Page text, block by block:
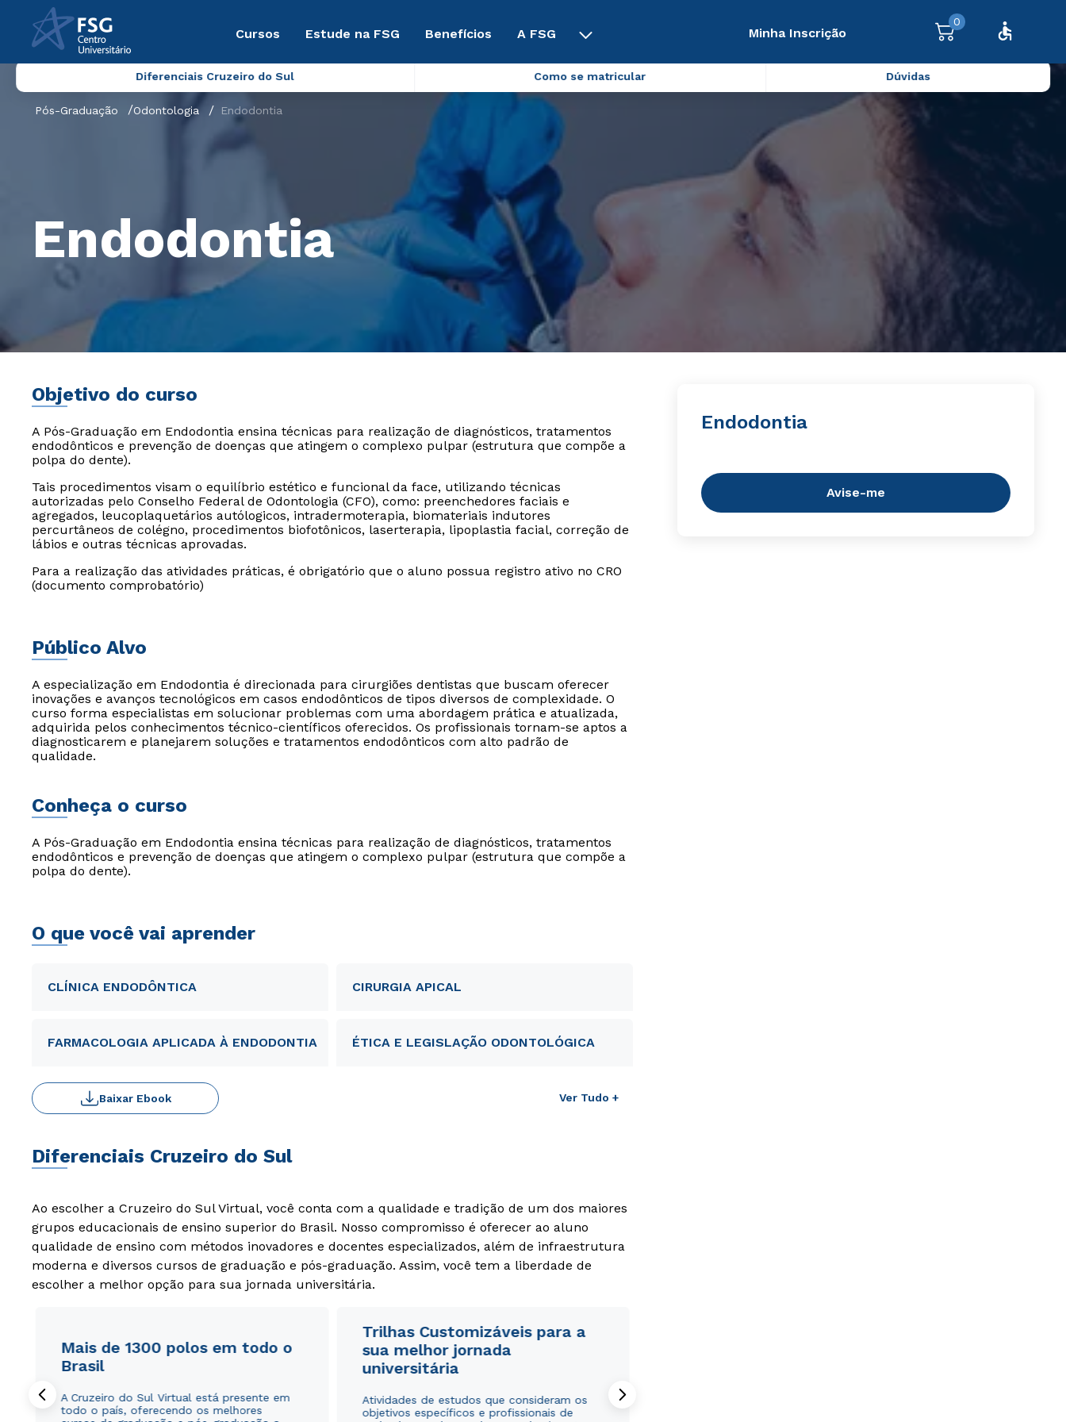
Cursos Estude na FSG Benefícios A FSG Minha Inscrição
0
Diferenciais Cruzeiro do Sul Como se matricular Dúvidas
Pós-Graduação Odontologia Endodontia
Endodontia
Objetivo do curso
A Pós-Graduação em Endodontia ensina técnicas para realização de diagnósticos, tratamentos
endodônticos e prevenção de doenças que atingem o complexo pulpar (estrutura que compõe a
polpa do dente).
Tais procedimentos visam o equilíbrio estético e funcional da face, utilizando técnicas
autorizadas pelo Conselho Federal de Odontologia (CFO), como: preenchedores faciais e
agregados, leucoplaquetários autólogicos, intradermoterapia, biomateriais indutores
percurtâneos de colégno, procedimentos biofotônicos, laserterapia, lipoplastia facial, correção de
lábios e outras técnicas aprovadas.
Para a realização das atividades práticas, é obrigatório que o aluno possua registro ativo no CRO
(documento comprobatório)
Público Alvo
A especialização em Endodontia é direcionada para cirurgiões dentistas que buscam oferecer
inovações e avanços tecnológicos em casos endodônticos de tipos diversos de complexidade. O
curso forma especialistas em solucionar problemas com uma abordagem prática e atualizada,
adquirida pelos conhecimentos técnico-científicos oferecidos. Os profissionais tornam-se aptos a
diagnosticarem e planejarem soluções e tratamentos endodônticos com alto padrão de
qualidade.
Conheça o curso
A Pós-Graduação em Endodontia ensina técnicas para realização de diagnósticos, tratamentos
endodônticos e prevenção de doenças que atingem o complexo pulpar (estrutura que compõe a
polpa do dente).
O que você vai aprender
CLÍNICA ENDODÔNTICA CIRURGIA APICAL
FARMACOLOGIA APLICADA À ENDODONTIA ÉTICA E LEGISLAÇÃO ODONTOLÓGICA
Ver Tudo +
Baixar Ebook
Diferenciais Cruzeiro do Sul
Ao escolher a Cruzeiro do Sul Virtual, você conta com a qualidade e tradição de um dos maiores
grupos educacionais de ensino superior do Brasil. Nosso compromisso é oferecer ao aluno
qualidade de ensino com métodos inovadores e docentes especializados, além de infraestrutura
moderna e diversos cursos de graduação e pós-graduação. Assim, você tem a liberdade de
escolher a melhor opção para sua jornada universitária.
Mais de 1300 polos em todo o
Brasil
A Cruzeiro do Sul Virtual está presente em
todo o país, oferecendo os melhores
Trilhas Customizáveis para a
sua melhor jornada
universitária
Atividades de estudos que consideram os
objetivos específicos e profissionais de
Endodontia
Avise-me